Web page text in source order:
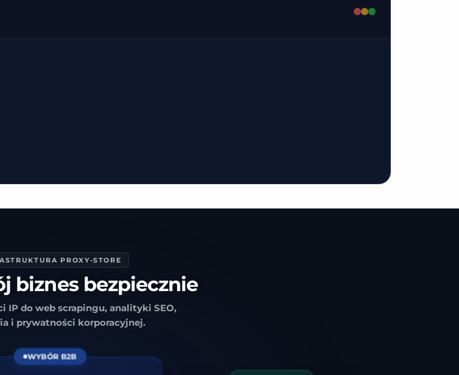
PROXY-STORE
biznes bezpiecznie
IP do web scrapingu, analityki SEO,
i prywatności korporacyjnej.
WYBÓR B2B